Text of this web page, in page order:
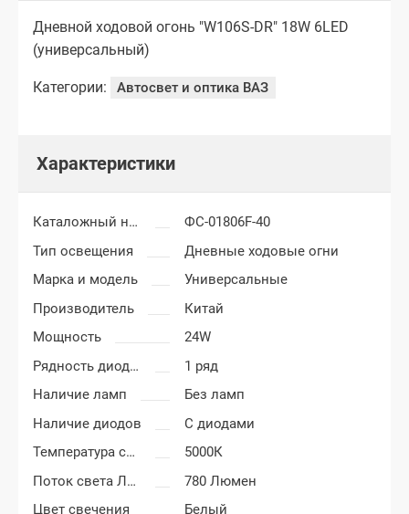
Дневной ходовой огонь "W106S-DR" 18W 6LED
(универсальный)
Категории: Автосвет и оптика ВАЗ
Характеристики
Каталожный номер
ФС-01806F-40
Тип освещения
Дневные ходовые огни
Марка и модель
Универсальные
Производитель
Китай
Мощность
24W
Рядность диодов
1 ряд
Наличие ламп
Без ламп
Наличие диодов
С диодами
Температура света
5000К
Поток света Люменов
780 Люмен
Цвет свечения
Белый